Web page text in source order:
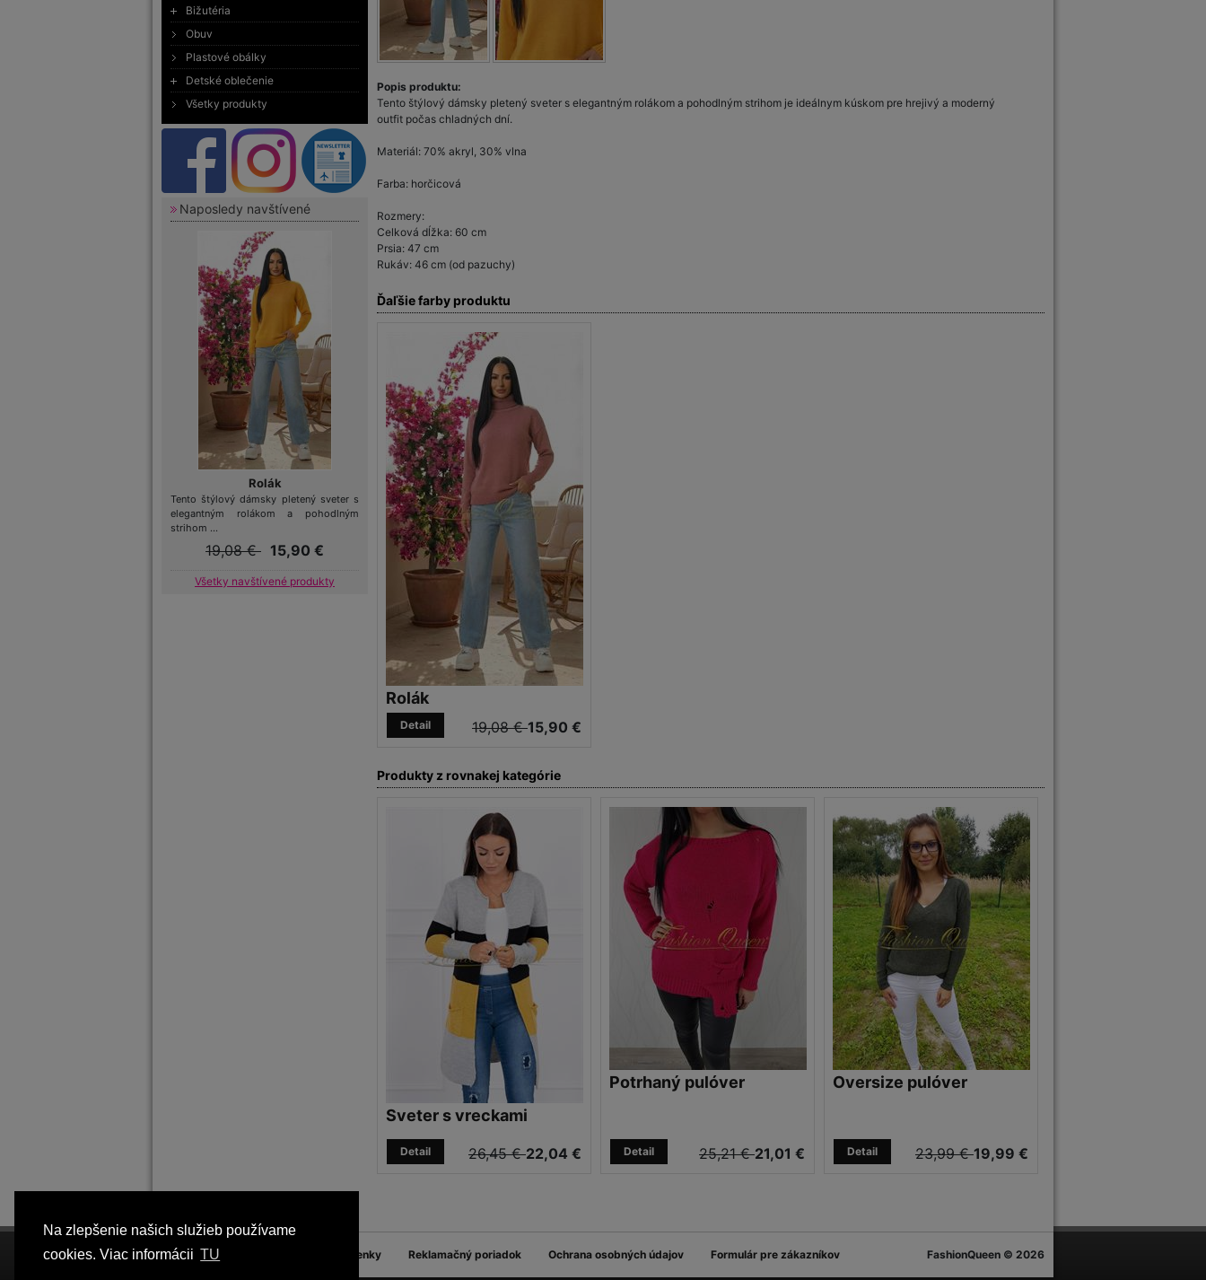
Na zlepšenie našich služieb používame
cookies. Viac informácii TU
Bižutéria
Obuv
Plastové obálky
Detské oblečenie
Všetky produkty
Naposledy navštívené
Rolák
Tento štýlový dámsky pletený sveter s
elegantným rolákom a pohodlným
strihom ...
19,08 € 15,90 €
Všetky navštívené produkty
Popis produktu:
Tento štýlový dámsky pletený sveter s elegantným rolákom a pohodlným strihom je ideálnym kúskom pre hrejivý a moderný
outfit počas chladných dní.
Materiál: 70% akryl, 30% vlna
Farba: horčicová
Rozmery:
Celková dĺžka: 60 cm
Prsia: 47 cm
Rukáv: 46 cm (od pazuchy)
Ďaľšie farby produktu
Rolák
19,08 €15,90 €
Detail
Produkty z rovnakej kategórie
Sveter s vreckami
26,45 €22,04 €
Detail
Potrhaný pulóver
25,21 €21,01 €
Detail
Oversize pulóver
23,99 €19,99 €
Detail
FQ Blog Obchodné podmienky Reklamačný poriadok Ochrana osobných údajov Formulár pre zákazníkov FashionQueen © 2026